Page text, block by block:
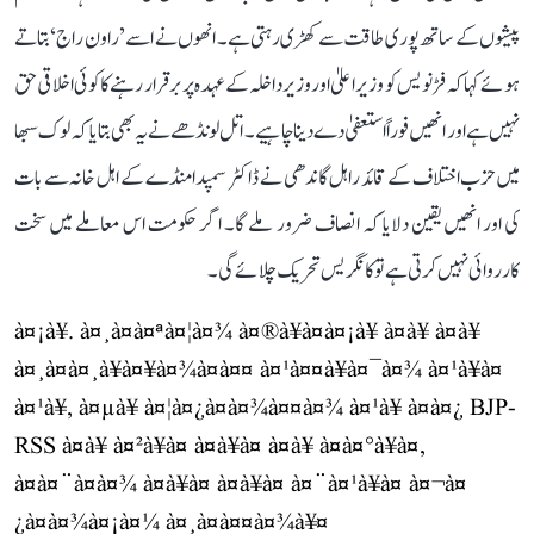
پیشوں کے ساتھ پوری طاقت سے کھڑی رہتی ہے۔ انھوں نے اسے ’راون راج‘ بتاتے
ہوئے کہا کہ فڑنویس کو وزیر اعلیٰ اور وزیر داخلہ کے عہدہ پر برقرار رہنے کا کوئی اخلاقی حق
نہیں ہے اور انھیں فوراً استعفیٰ دے دینا چاہیے۔ اتل لونڈھے نے یہ بھی بتایا کہ لوک سبھا
میں حزب اختلاف کے قائد راہل گاندھی نے ڈاکٹر سمپدا منڈے کے اہل خانہ سے بات
کی اور انھیں یقین دلایا کہ انصاف ضرور ملے گا۔ اگر حکومت اس معاملے میں سخت
کارروائی نہیں کرتی ہے تو کانگریس تحریک چلائے گی۔
à¤¡à¥. à¤¸à¤à¤ªà¤¦à¤¾ à¤®à¥à¤à¤¡à¥ à¤à¥ à¤à¥
à¤¸à¤à¤¸à¥à¤¥à¤¾à¤à¤¤ à¤¹à¤¤à¥à¤¯à¤¾ à¤¹à¥à¤
à¤¹à¥, à¤µà¥ à¤¦à¤¿à¤à¤¾à¤¤à¤¾ à¤¹à¥ à¤à¤¿ BJP-
RSS à¤à¥ à¤²à¥à¤ à¤à¥à¤ à¤­à¥ à¤à¤°à¥à¤,
à¤à¤¨à¤à¤¾ à¤à¥à¤ à¤à¥à¤ à¤¨à¤¹à¥à¤ à¤¬à¤
¿à¤à¤¾à¤¡à¤¼ à¤¸à¤à¤¤à¤¾à¥¤